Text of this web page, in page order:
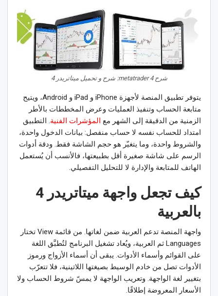
شرح metatrader 4: شرح و تحميل ميتاتريدر 4
يتوفر تطبيق المنصة لأجهزة iPhone و iPad و Android، ويتيح
متابعة الحساب وتنفيذ العمليات وعرض المخططات بالأطر
الزمنية من الدقيقة إلى الشهر مع المؤشرات الفنية. التطبيق
امتداد للحساب نفسه لا حساب منفصل: بيانات الدخول واحدة،
والشروط واحدة، وما يتغيّر هو حجم الشاشة فقط. ودقة أدوات
الرسم على شاشة صغيرة أقل بطبيعتها، فالأنسب أن يُستعمل
الهاتف للمتابعة والإدارة لا للتحليل التفصيلي.
كيف تجعل واجهة ميتاتريدر 4
بالعربية
واجهة المنصة تدعم العربية ضمن لغاتها. من قائمة View تختار
Languages ثم العربية، ويُعاد تشغيل البرنامج لتُطبَّق اللغة
على القوائم وأسماء الأدوات. يبقى أن أسماء الأزواج ورموز
الأدوات تصل من خادم الوسيط بصيغتها اللاتينية، فلا تتعرّب
بتغيير لغة الواجهة. وتعريب الواجهة لا يمسّ شروط الحساب ولا
الأسعار المعروضة إطلاقًا.